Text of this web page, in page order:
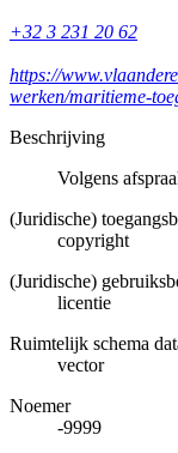
+32 3 231 20 62
https://
werken/maritieme-
Beschrijving
Volgens
(Juridische)
copyright
(Juridische)
licentie
Ruimtelijk schema
vector
Noemer
-9999